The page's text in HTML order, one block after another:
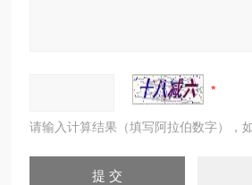
请输入计算结果（填写阿拉伯数字），